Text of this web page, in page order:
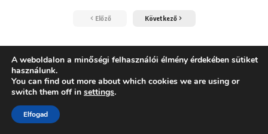
Előző Következő
Kizárólag megbízható, hivatalos adatokból dolgozunk.
A névnapokat a Magyar Tudományos Akadémia Nyelvtudományi
Intézetének jegyzékéből vesszük.
A weboldalon a minőségi felhasználói élmény érdekében sütiket
használunk.
You can find out more about which cookies we are using or
switch them off in settings.
Elfogad